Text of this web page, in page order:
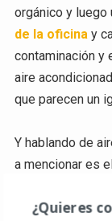
orgánico y luego
de la oficinay
contaminación y
aire
que parecen un
Y hablando de
a mencionar es
Para convertir
¿Quieres